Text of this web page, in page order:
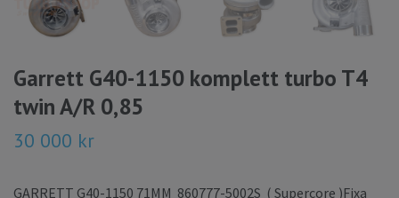
Garrett G40-1150 komplett turbo T4
twin A/R 0,85
30 000 kr
GARRETT G40-1150 71MM 860777-5002S ( Supercore )Fixa